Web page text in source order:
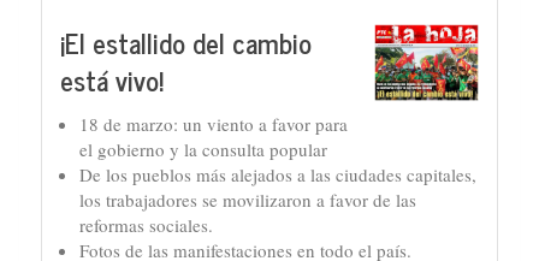
¡El estallido del cambio
está vivo!
18 de marzo: un viento a favor para
el gobierno y la consulta popular
De los pueblos más alejados a las ciudades capitales,
los trabajadores se movilizaron a favor de las
reformas sociales.
Fotos de las manifestaciones en todo el país.